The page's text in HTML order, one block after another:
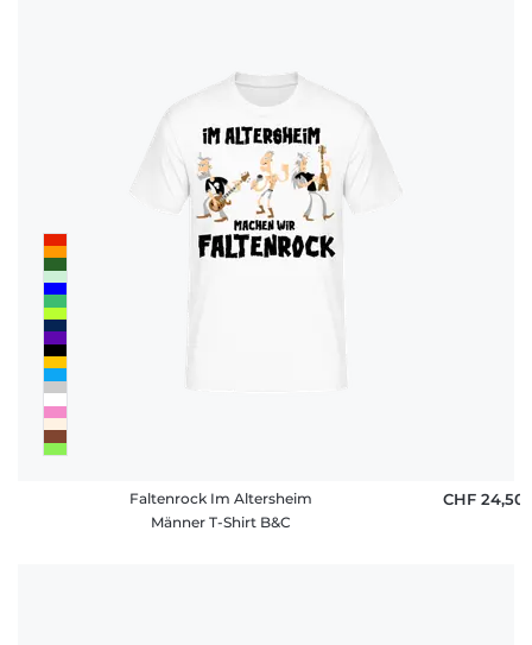
Faltenrock Im Altersheim
Männer T-Shirt B&C
CHF 24,50